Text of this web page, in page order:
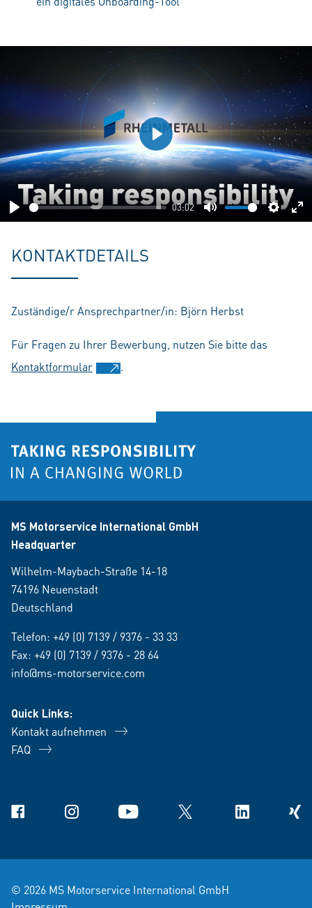
Play
03:02
Mute
Play
KONTAKTDETAILS
Zuständige/r Ansprechpartner/in: Björn Herbst
Für Fragen zu Ihrer Bewerbung, nutzen Sie bitte das
Kontaktformular
.
MS Motorservice International GmbH
Headquarter
Wilhelm-Maybach-Straße 14-18
74196 Neuenstadt
Deutschland
Telefon: +49 (0) 7139 / 9376 - 33 33
Fax: +49 (0) 7139 / 9376 - 28 64
info@ms-motorservice.com
Quick Links:
Kontakt aufnehmen
FAQ
Facebook Instagram YouTube X Linkedin Xing
© 2026 MS Motorservice International GmbH